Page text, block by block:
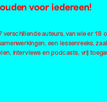
voor iedereen!
auteurs, van wie er 18
een lessenreeks,
interviews en podcasts, vrij